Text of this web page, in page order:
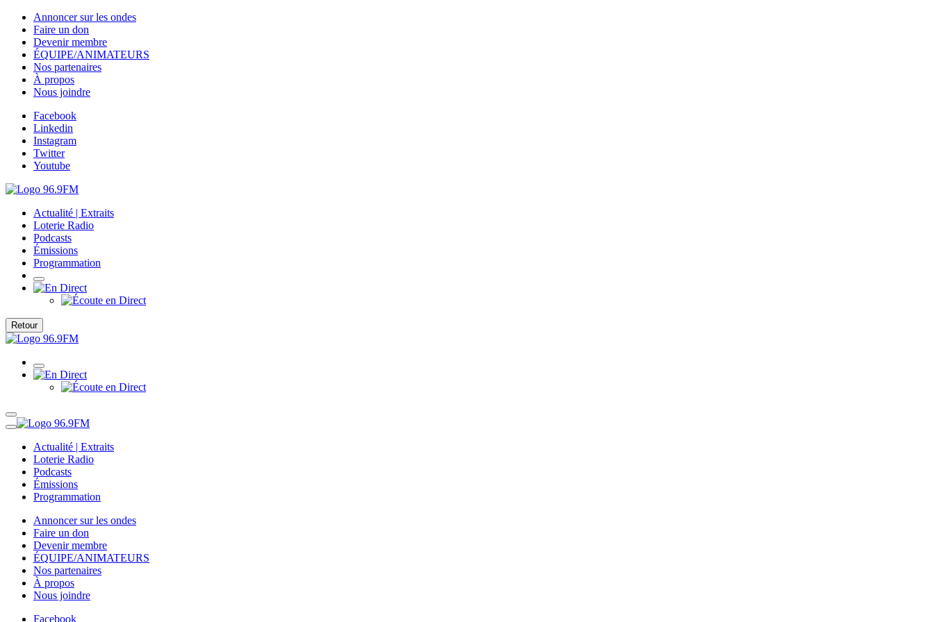
Annoncer sur les ondes
Faire un don
Devenir membre
ÉQUIPE/ANIMATEURS
Nos partenaires
À propos
Nous joindre
Facebook
Linkedin
Instagram
Twitter
Youtube
Actualité | Extraits
Loterie Radio
Podcasts
Émissions
Programmation
Retour
Actualité | Extraits
Loterie Radio
Podcasts
Émissions
Programmation
Annoncer sur les ondes
Faire un don
Devenir membre
ÉQUIPE/ANIMATEURS
Nos partenaires
À propos
Nous joindre
Facebook